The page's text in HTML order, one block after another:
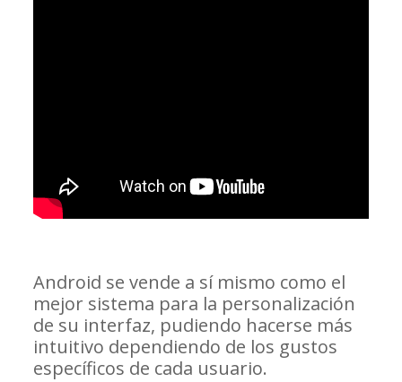
Android se vende a sí mismo como el
mejor sistema para la personalización
de su interfaz, pudiendo hacerse más
intuitivo dependiendo de los gustos
específicos de cada usuario.